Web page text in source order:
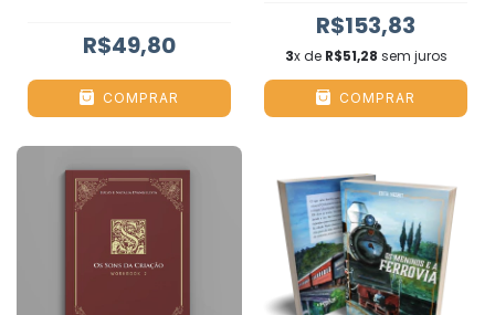
R$49,80
COMPRAR
R$153,83
3x de R$51,28 sem juros
COMPRAR